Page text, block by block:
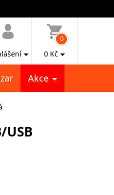
0
0 Kč
Akce
USB